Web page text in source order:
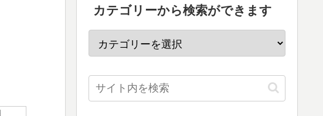
カテゴリーから検索ができます